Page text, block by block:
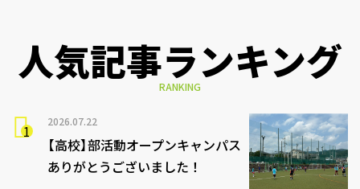
人気記事ランキング
RANKING
2026.07.22
【高校】部活動オープンキャンパス
ありがとうございました！